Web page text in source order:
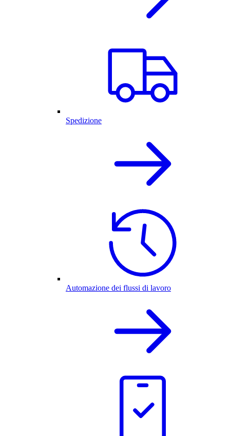
Spedizione
Automazione dei flussi di lavoro